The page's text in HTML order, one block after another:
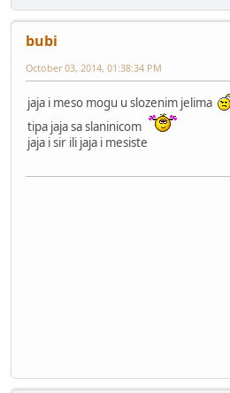
bubi
October 03, 2014, 01:38:34 PM
jaja i meso mogu u slozenim jelima
tipa jaja sa slaninicom
jaja i sir ili jaja i mesiste